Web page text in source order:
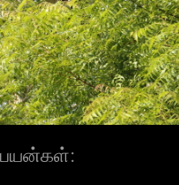
பயன்கள்: